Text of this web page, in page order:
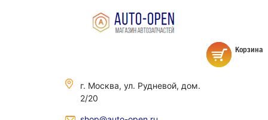
г. Москва, ул. Рудневой, дом.
2/20
Корзина